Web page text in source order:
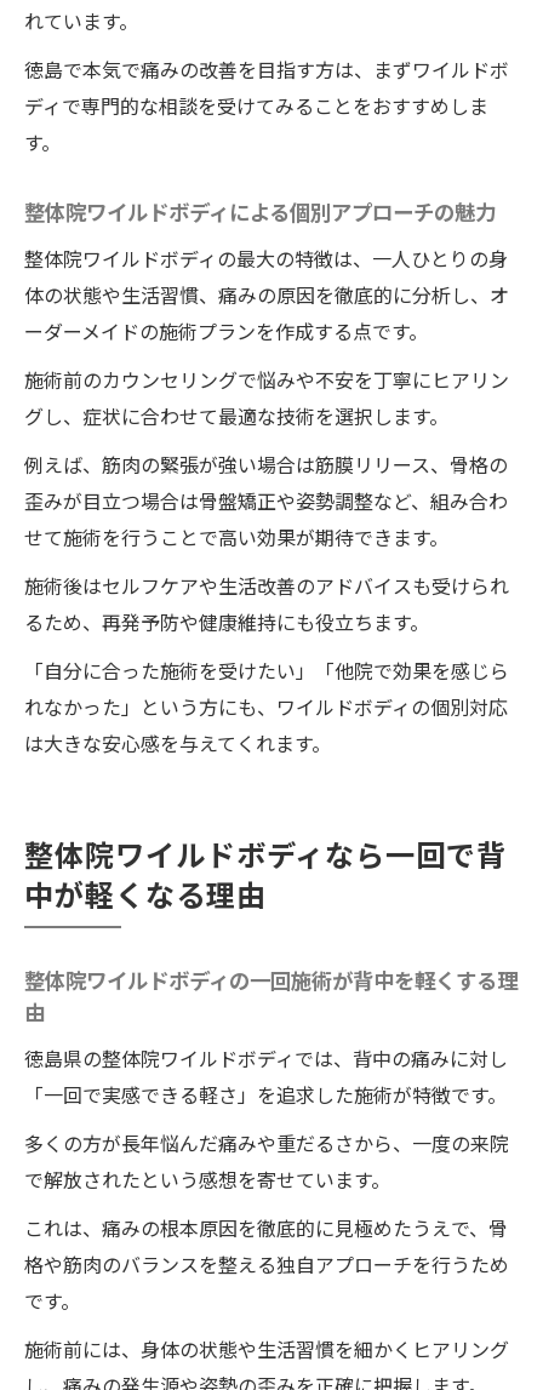
れています。
徳島で本気で痛みの改善を目指す方は、まずワイルドボ
ディで専門的な相談を受けてみることをおすすめしま
す。
整体院ワイルドボディによる個別アプローチの魅力
整体院ワイルドボディの最大の特徴は、一人ひとりの身
体の状態や生活習慣、痛みの原因を徹底的に分析し、オ
ーダーメイドの施術プランを作成する点です。
施術前のカウンセリングで悩みや不安を丁寧にヒアリン
グし、症状に合わせて最適な技術を選択します。
例えば、筋肉の緊張が強い場合は筋膜リリース、骨格の
歪みが目立つ場合は骨盤矯正や姿勢調整など、組み合わ
せて施術を行うことで高い効果が期待できます。
施術後はセルフケアや生活改善のアドバイスも受けられ
るため、再発予防や健康維持にも役立ちます。
「自分に合った施術を受けたい」「他院で効果を感じら
れなかった」という方にも、ワイルドボディの個別対応
は大きな安心感を与えてくれます。
整体院ワイルドボディなら一回で背
中が軽くなる理由
整体院ワイルドボディの一回施術が背中を軽くする理
由
徳島県の整体院ワイルドボディでは、背中の痛みに対し
「一回で実感できる軽さ」を追求した施術が特徴です。
多くの方が長年悩んだ痛みや重だるさから、一度の来院
で解放されたという感想を寄せています。
これは、痛みの根本原因を徹底的に見極めたうえで、骨
格や筋肉のバランスを整える独自アプローチを行うため
です。
施術前には、身体の状態や生活習慣を細かくヒアリング